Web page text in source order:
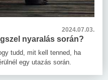
2024.07.03.
nyaralás során?
tudd, mit kell tenned, ha
egy utazás során.